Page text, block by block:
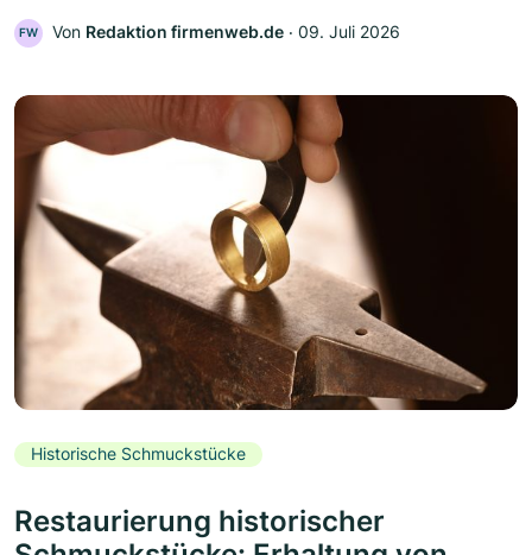
FW Von Redaktion firmenweb.de ‧ 09. Juli 2026
Historische Schmuckstücke
Restaurierung historischer